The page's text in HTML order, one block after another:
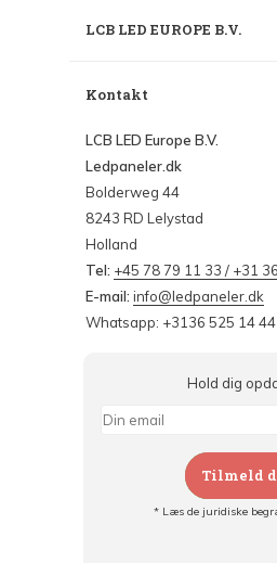
LCB LED EUROPE B.V.
Kontakt
LCB LED Europe B.V.
Ledpaneler.dk
Bolderweg 44
8243 RD Lelystad
Holland
Tel: +45 78 79 11 33 / +31
E-mail: info@ledpaneler.dk
Whatsapp: +3136 525 14 44
Hold dig
Tilmeld
* Læs de juridiske